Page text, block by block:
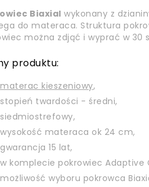
Biaxial wykonany z
do materaca. Struktura
można zdjąć i wyprać w 30
produktu:
materac kieszeniowy,
stopień twardości - średni,
siedmiostrefowy,
wysokość materaca ok 24 cm,
gwarancja 15 lat,
w komplecie pokrowiec Adaptive
możliwość wyboru pokrowca